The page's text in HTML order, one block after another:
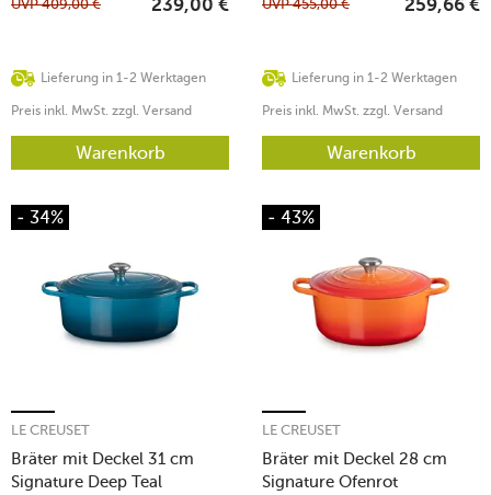
Lieferung in 1-2 Werktagen
UVP409,00 € 239,00 €
Preis inkl. MwSt. zzgl. Versand
Warenkorb
Lieferung in 1-2 Werktagen
UVP455,00 € 259,66 €
Preis inkl. MwSt. zzgl. Versand
Warenkorb
- 34%
Bräter mit Deckel 31 cm
Signature Deep Teal
LE CREUSET
- 43%
Bräter mit Deckel 28 cm
Signature Ofenrot
LE CREUSET